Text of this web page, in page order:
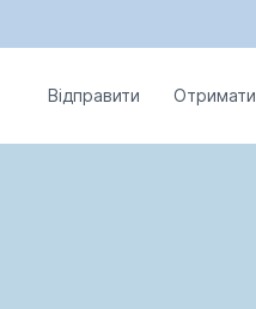
Відправити Отримати